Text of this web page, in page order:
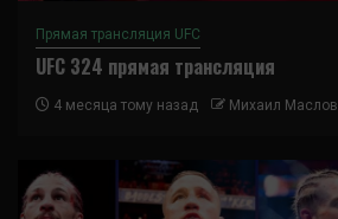
Прямая трансляция UFC
UFC 324 прямая трансляция
4 месяца тому назад Михаил Маслов